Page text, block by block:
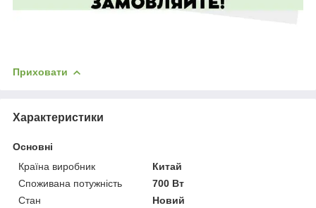
Приховати
Характеристики
Основні
Країна виробник
Китай
Споживана потужність
700 Вт
Стан
Новий